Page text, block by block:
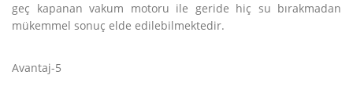
geç kapanan vakum motoru ile geride hiç su bırakmadan
mükemmel sonuç elde edilebilmektedir.
Avantaj-5